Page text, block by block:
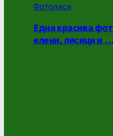
Фотописи
Една красива
елени, лисици и